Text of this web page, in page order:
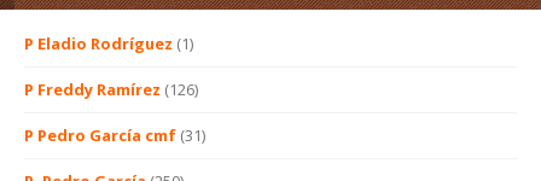
P Eladio Rodríguez (1)
P Freddy Ramírez (126)
P Pedro García cmf (31)